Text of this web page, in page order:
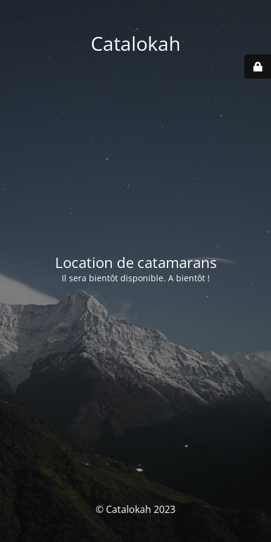
Catalokah
Location de catamarans
Il sera bientôt disponible. A bientôt !
© Catalokah 2023